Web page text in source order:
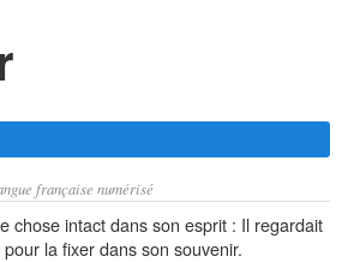
française numérisé
chose intact dans son esprit : Il regardait
la fixer dans son souvenir.